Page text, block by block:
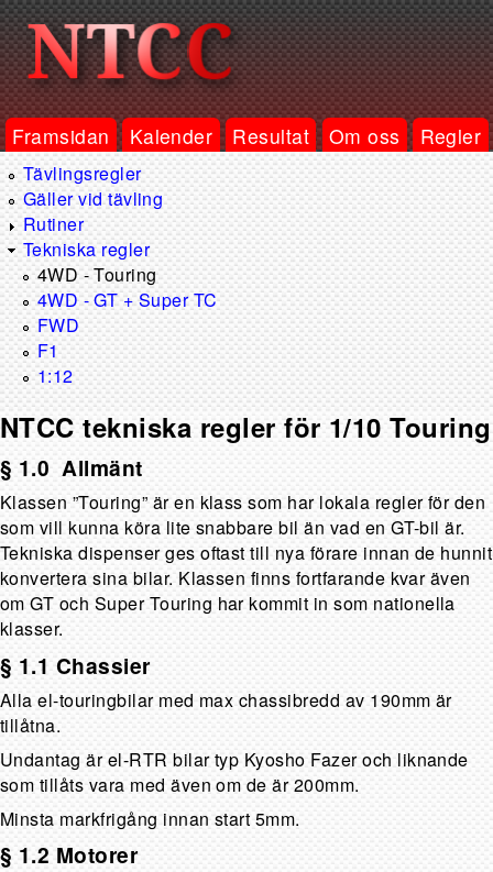
Framsidan Kalender Resultat Om oss Regler
Tävlingsregler
Gäller vid tävling
Rutiner
Tekniska regler
4WD - Touring
4WD - GT + Super TC
FWD
F1
1:12
NTCC tekniska regler för 1/10 Touring
§ 1.0 Allmänt
Klassen ”Touring” är en klass som har lokala regler för den
som vill kunna köra lite snabbare bil än vad en GT-bil är.
Tekniska dispenser ges oftast till nya förare innan de hunnit
konvertera sina bilar. Klassen finns fortfarande kvar även
om GT och Super Touring har kommit in som nationella
klasser.
§ 1.1 Chassier
Alla el-touringbilar med max chassibredd av 190mm är
tillåtna.
Undantag är el-RTR bilar typ Kyosho Fazer och liknande
som tillåts vara med även om de är 200mm.
Minsta markfrigång innan start 5mm.
§ 1.2 Motorer